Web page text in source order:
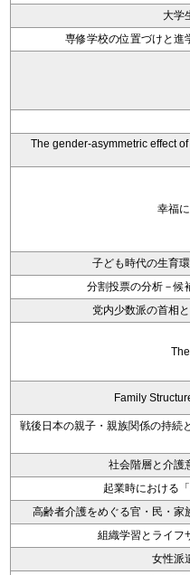
大学
専修学校の位置づけと進
The gender-asymmetric effect
幸福
子ども時代の生育
分割投票の分析－候
党内少数派の首相
Family
戦後日本の親子・親族関係の持続
社会階層と介護
起業時における
高齢者介護をめぐる官・民・家
組織学習とライフ
女性派